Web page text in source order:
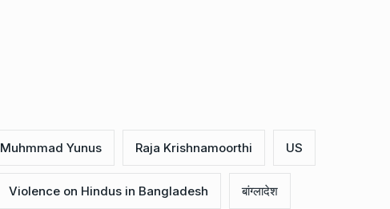
Muhmmad Yunus Raja Krishnamoorthi US
Violence on Hindus in Bangladesh बांग्लादेश